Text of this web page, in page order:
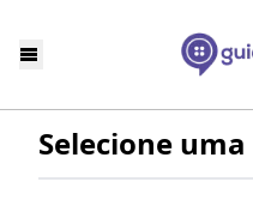
Selecione